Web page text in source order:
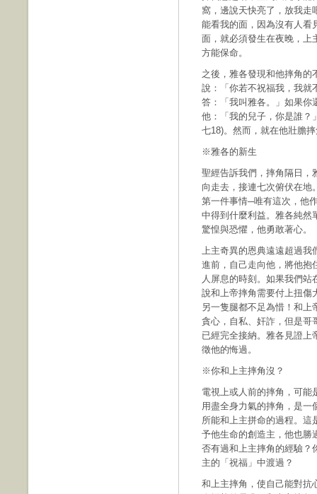
窩，邊說天快亮了，放我走
能看我的面，因為沒有人看
面，就必須發生在夜晚，上
方能保命。
之後，雅各發現和他摔角的
說：「你若不祝福我，我就
答：「我叫雅各。」如果你
他：「我的兒子，你是誰
七18)。然而，就在他壯膽
※雅各的新生
聖經告訴我們，摔角隔日，
向走去，接連七次俯伏在地
第一件事情─唯有這次，他
中得到什麼利益。雅各純然
驚惶與恐懼，他勇敢著心。
上主奇異的恩典遠遠超過我
進前，自己走向他，將他抱
人屏息的時刻。如果我們
說和上帝摔角需要付上扭傷
另一隻腿都不足為惜！和
貪心，自私、奸詐，但是哥
已經完全接納。雅各見證上
徵他的悔過。
※你和上主摔角沒？
電視上或人前的摔角，可能
用盡全身力氣的摔角，是一
所能和上主拼命的過程。這
予他生命的創造主，他也勝
否有過和上主摔角的經驗？
主的「祝福」中渡過？
和上主摔角，使自己能對抗